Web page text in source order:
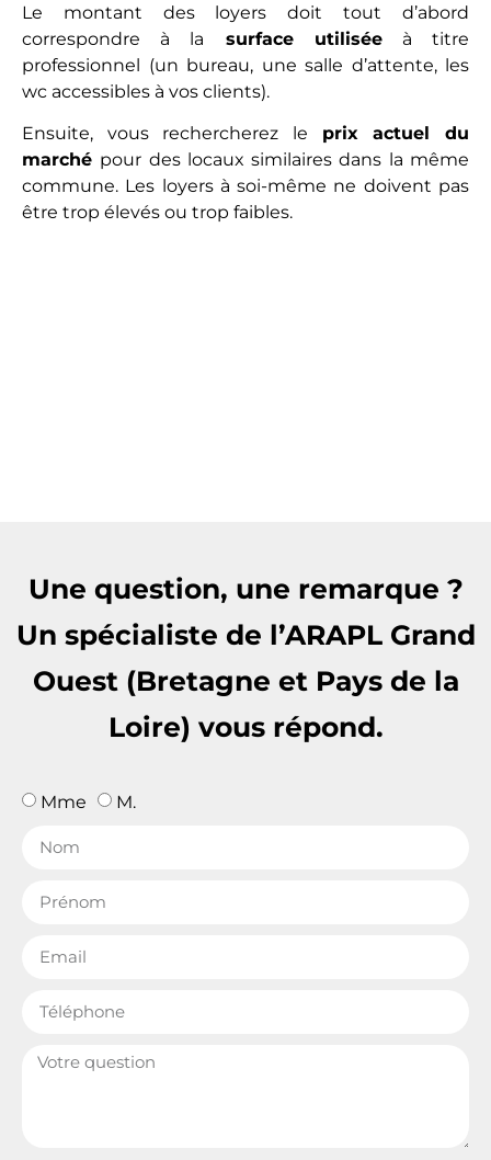
Le montant des loyers doit tout d’abord
correspondre à la surface utiliséeà titre
professionnel (un bureau, une salle d’attente, les
wc accessibles à vos clients).
Ensuite, vous rechercherez le prix actuel du
marché pour des locaux similaires dans la même
commune. Les loyers à soi-même ne doivent pas
être trop élevés ou trop faibles.
Une question, une remarque ?
Un spécialiste de l’ARAPL Grand
Ouest (Bretagne et Pays de la
Loire) vous répond.
Mme M.